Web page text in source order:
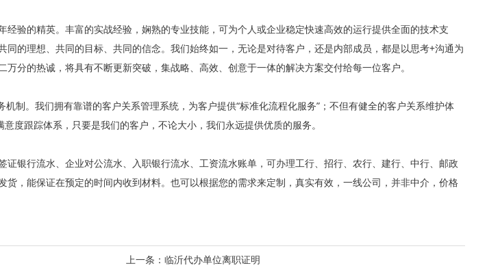
验的精英。丰富的实战经验，娴熟的专业技能，可为个人或企业稳定快速高效的运行提供全面的技术支
的理想、共同的目标、共同的信念。我们始终如一，无论是对待客户，还是内部成员，都是以思考+沟通为
分的热诚，将具有不断更新突破，集战略、高效、创意于一体的解决方案交付给每一位客户。
制。我们拥有靠谱的客户关系管理系统，为客户提供“标准化流程化服务”；不但有健全的客户关系维护体
度跟踪体系，只要是我们的客户，不论大小，我们永远提供优质的服务。
银行流水、企业对公流水、入职银行流水、工资流水账单，可办理工行、招行、农行、建行、中行、邮政
货，能保证在预定的时间内收到材料。也可以根据您的需求来定制，真实有效，一线公司，并非中介，价格
上一条： 临沂代办单位离职证明